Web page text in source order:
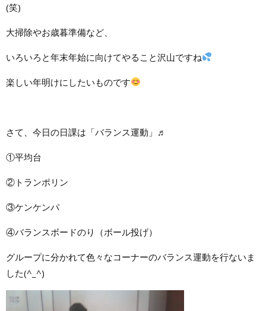
(笑)
大掃除やお歳暮準備など、
いろいろと年末年始に向けてやること沢山ですね
楽しい年明けにしたいものです
さて、今日の日課は「バランス運動」♬
①平均台
②トランポリン
③ケンケンパ
④バランスボードのり（ボール投げ）
グループに分かれて色々なコーナーのバランス運動を行ないま
した(^_^)